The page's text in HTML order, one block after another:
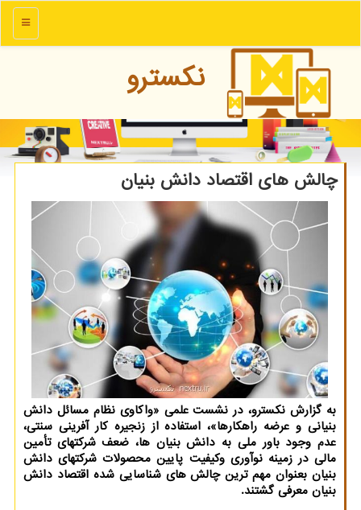
منو
نكسترو
چالش های اقتصاد دانش بنیان
به گزارش نکسترو، در نشست علمی «واکاوی نظام مسائل دانش
بنیانی و عرضه راهکارها»، استفاده از زنجیره کار آفرینی سنتی،
عدم وجود باور ملی به دانش بنیان ها، ضعف شرکتهای تأمین
مالی در زمینه نوآوری وکیفیت پایین محصولات شرکتهای دانش
بنیان بعنوان مهم ترین چالش های شناسایی شده اقتصاد دانش
بنیان معرفی گشتند.